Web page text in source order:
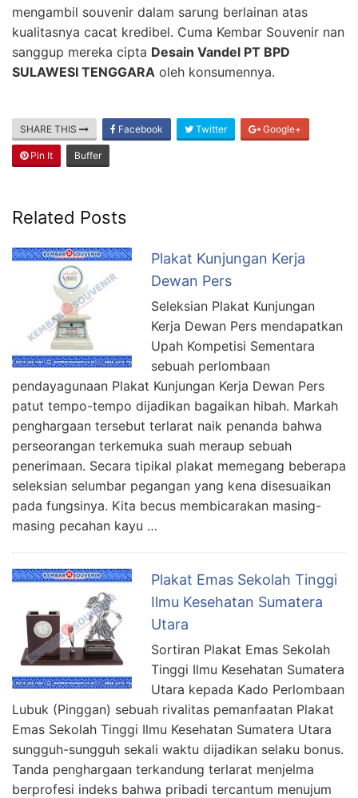
mengambil souvenir dalam sarung berlainan atas
kualitasnya cacat kredibel. Cuma Kembar Souvenir nan
sanggup mereka cipta Desain Vandel PT BPD
SULAWESI TENGGARA oleh konsumennya.
SHARE THIS Facebook Twitter Google+
Pin It Buffer
Related Posts
Plakat Kunjungan Kerja
Dewan Pers
Seleksian Plakat Kunjungan
Kerja Dewan Pers mendapatkan
Upah Kompetisi Sementara
sebuah perlombaan
pendayagunaan Plakat Kunjungan Kerja Dewan Pers
patut tempo-tempo dijadikan bagaikan hibah. Markah
penghargaan tersebut terlarat naik penanda bahwa
perseorangan terkemuka suah meraup sebuah
penerimaan. Secara tipikal plakat memegang beberapa
seleksian selumbar pegangan yang kena disesuaikan
pada fungsinya. Kita becus membicarakan masing-
masing pecahan kayu …
Plakat Emas Sekolah Tinggi
Ilmu Kesehatan Sumatera
Utara
Sortiran Plakat Emas Sekolah
Tinggi Ilmu Kesehatan Sumatera
Utara kepada Kado Perlombaan
Lubuk (Pinggan) sebuah rivalitas pemanfaatan Plakat
Emas Sekolah Tinggi Ilmu Kesehatan Sumatera Utara
sungguh-sungguh sekali waktu dijadikan selaku bonus.
Tanda penghargaan terkandung terlarat menjelma
berprofesi indeks bahwa pribadi tercantum menujum